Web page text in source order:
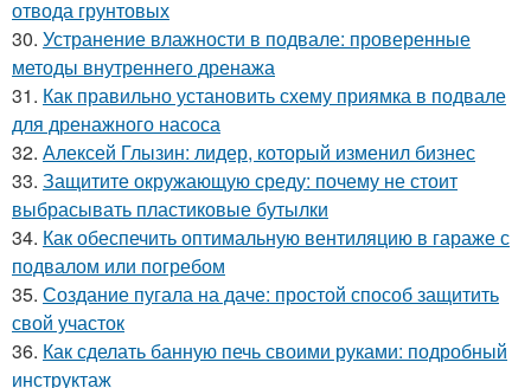
отвода грунтовых
30. Устранение влажности в подвале: проверенные
методы внутреннего дренажа
31. Как правильно установить схему приямка в подвале
для дренажного насоса
32. Алексей Глызин: лидер, который изменил бизнес
33. Защитите окружающую среду: почему не стоит
выбрасывать пластиковые бутылки
34. Как обеспечить оптимальную вентиляцию в гараже с
подвалом или погребом
35. Создание пугала на даче: простой способ защитить
свой участок
36. Как сделать банную печь своими руками: подробный
инструктаж